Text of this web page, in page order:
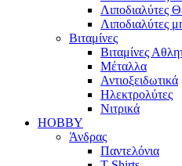
Λιποδιαλύτες
Λιποδιαλύτες
Βιταμίνες
Βιταμίνες
Μέταλλα
Αντιοξειδωτικά
Ηλεκτρολύτες
Νιτρικά
HOBBY
Άνδρας
Παντελόνια